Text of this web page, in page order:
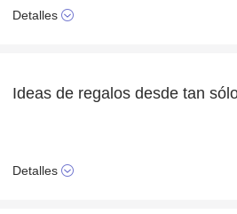
Detalles
Ideas de regalos desde tan
Detalles